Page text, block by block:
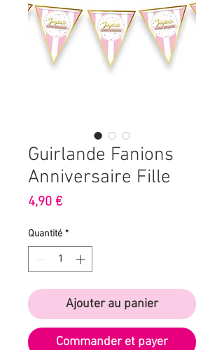
Guirlande Fanions
Anniversaire Fille
4,90 €Prix
Quantité *
Ajouter au panier
Commander et payer